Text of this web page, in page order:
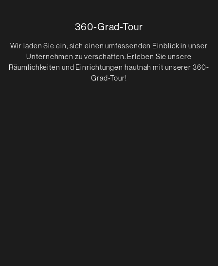
360-Grad-Tour
Wir laden Sie ein, sich einen umfassenden Einblick in unser
Unternehmen zu verschaffen. Erleben Sie unsere
Räumlichkeiten und Einrichtungen hautnah mit unserer 360-
Grad-Tour!